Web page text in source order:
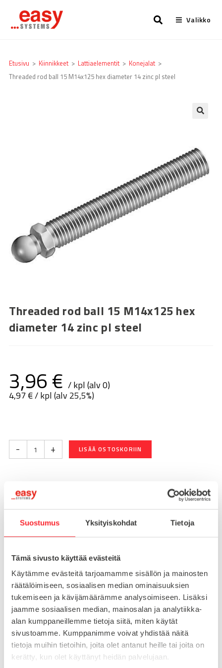
Suostumus Yksityiskohdat Tietoja
Tämä sivusto käyttää evästeitä
Käytämme evästeitä tarjoamamme sisällön ja mainosten
räätälöimiseen, sosiaalisen median ominaisuuksien
tukemiseen ja kävijämäärämme analysoimiseen. Lisäksi
jaamme sosiaalisen median, mainosalan ja analytiikka-
alan kumppaneillemme tietoja siitä, miten käytät
sivustoamme. Kumppanimme voivat yhdistää näitä
tietoja muihin tietoihin, joita olet antanut heille tai joita on
kerätty, kun olet käyttänyt heidän palvelujaan.
Valikko
Etusivu > Kiinnikkeet > Lattia­elementit > Konejalat >
Threaded rod ball 15 M14x125 hex diameter 14 zinc pl steel
Threaded rod ball 15 M14x125 hex
diameter 14 zinc pl steel
3,96€ / kpl (alv 0)
4,97€/ kpl (alv 25,5%)
- + LISÄÄ OSTOSKORIIN
Toimitusaika 7-10 arkipäivää
Pikatoimitus mahdollinen, kysy myynnistämme.
Toimituskulut 25€ kun lähetyksen pituus alle 1900mm.
Tuotenumero098DM14125M
Osasto
Konejalat
MATERIAALI
teräs
MYYNTIERÄ
1